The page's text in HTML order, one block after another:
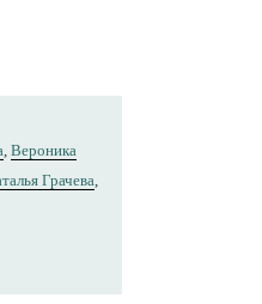
, Вероника
Грачева,